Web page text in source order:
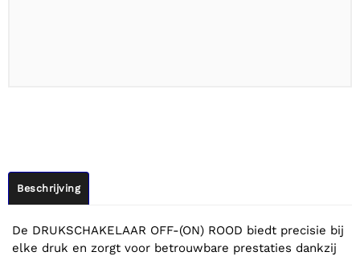
Beschrijving
De DRUKSCHAKELAAR OFF-(ON) ROOD biedt precisie bij
elke druk en zorgt voor betrouwbare prestaties dankzij